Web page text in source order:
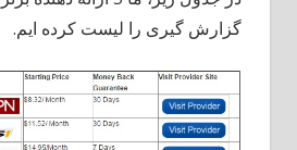
گزارش گیری را لیست کرده ایم.